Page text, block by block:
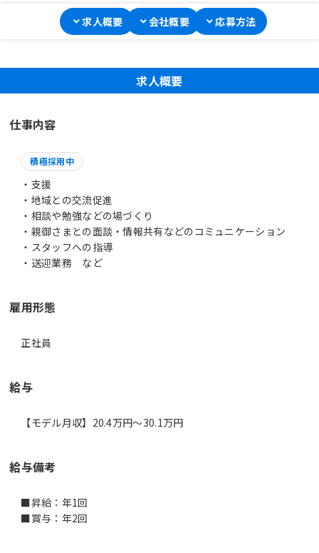
求人概要 会社概要 応募方法
求人概要
仕事内容
積極採用中
・支援
・地域との交流促進
・相談や勉強などの場づくり
・親御さまとの面談・情報共有などのコミュニケーション
・スタッフへの指導
・送迎業務 など
雇用形態
正社員
給与
【モデル月収】20.4万円〜30.1万円
給与備考
■昇給：年1回
■賞与：年2回